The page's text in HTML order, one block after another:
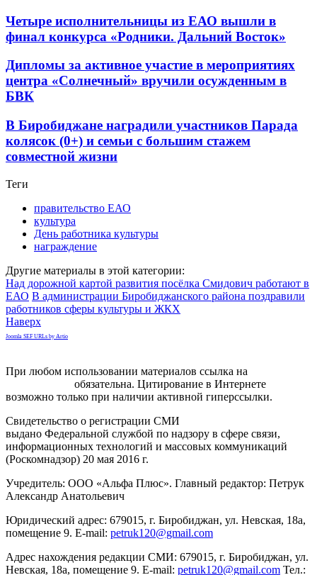
Четыре исполнительницы из ЕАО вышли в
финал конкурса «Родники. Дальний Восток»
Дипломы за активное участие в мероприятиях
центра «Солнечный» вручили осужденным в
БВК
В Биробиджане наградили участников Парада
колясок (0+) и семьи с большим стажем
совместной жизни
Теги
правительство ЕАО
культура
День работника культуры
награждение
Другие материалы в этой категории:
Над дорожной картой развития посёлка Смидович работают в
ЕАО В администрации Биробиджанского района поздравили
работников сферы культуры и ЖКХ
Наверх
Joomla SEF URLs by Artio
При любом использовании материалов ссылка на
обязательна. Цитирование в Интернете
возможно только при наличии активной гиперссылки.
Свидетельство о регистрации СМИ
выдано Федеральной службой по надзору в сфере связи,
информационных технологий и массовых коммуникаций
(Роскомнадзор) 20 мая 2016 г.
Учредитель: ООО «Альфа Плюс». Главный редактор: Петрук
Александр Анатольевич
Юридический адрес: 679015, г. Биробиджан, ул. Невская, 18а,
помещение 9. E-mail: petruk120@gmail.com
Адрес нахождения редакции СМИ: 679015, г. Биробиджан, ул.
Невская, 18а, помещение 9. E-mail: petruk120@gmail.com Тел.: